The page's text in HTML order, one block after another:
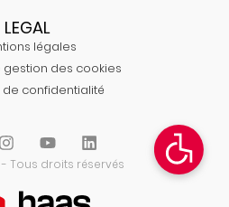
LEGAL
légales
gestion des cookies
de confidentialité
Tous droits réservés